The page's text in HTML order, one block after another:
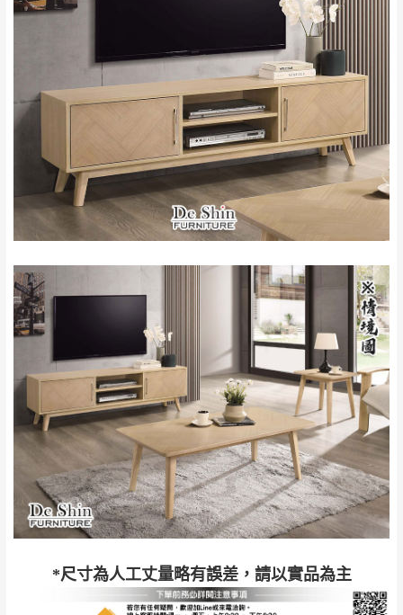
*尺寸為人工丈量略有誤差，請以實品為主
＊A108產品另收運費
雙溪、貢寮、烏
來、平溪、九份、
石門、林口 下福
里、新店山區、三
峽山區、石碇、坪
林、福隆、淡水山
區、北投湖山路、
深坑山區
$ 9,000以上：免
NT$500元
＊A108產品另收運費
基隆山區
苗栗
$ 9,000以上：免
運費
$ 9,000以下：
NT$500元
＊A108產品另收運費
卓蘭鎮、三灣、通
霄山區、西湖、泰
安鄉、大湖鄉、頭
屋、獅潭鄉
配送天數：5~14天
到貨時間：指定送貨日當天以電話聯絡確認
台北市、新北市地區固定每周(三)、(日)兩天收送貨
苗栗至基隆；其它地區暫不開放，如因特殊
地型限制(山區、鄉、鎮、村)、樓梯太小、無
法搬運上樓等因素，導致無法配送，
保有出貨的權利。
保護物流人員的工作安全，賣家無提供吊掛
服務，若需以吊車或其他的吊掛方式吊運，
費用將由買方自行支付。
因大型傢俱有組裝、配送的問題，並非一般
快速到貨商品，無法指定特定時間送達，司
機當天到貨前皆會再與您通知，讓你不用整
天在家等貨，以節省您的寶貴時間。
由於百貨公司配送較為不易，故暫無法配送
至百貨公司內部。
發票寄送：
若您選擇三聯式或索取兩聯式發票，發票將於商品
完成出貨15個工作天另行寄出，另外約加上2~7個
工作天內送達，如遇國定假日將順延寄送。
退換貨說明：
公司客服人員，我們將為您更換新品，運費
皆由本站負責，所有退回及換貨之商品必須